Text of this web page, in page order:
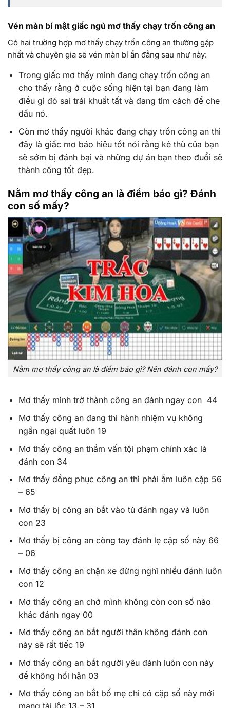
Vén màn bí mật giấc ngủ mơ thấy chạy trốn công an
Có hai trường hợp mơ thấy chạy trốn công an thường gặp
nhất và chuyên gia sẽ vén màn bí ẩn đằng sau như này:
Trong giấc mơ thấy mình đang chạy trốn công an
cho thấy rằng ở cuộc sống hiện tại bạn đang làm
điều gì đó sai trái khuất tất và đang tìm cách để che
dấu nó.
Còn mơ thấy người khác đang chạy trốn công an thì
đây là giấc mơ báo hiệu tốt nói rằng kẻ thù của bạn
sẽ sớm bị đánh bại và những dự án bạn theo đuổi sẽ
thành công tốt đẹp.
Nằm mơ thấy công an là điềm báo gì? Đánh
con số mấy?
Nằm mơ thấy công an là điềm báo gì? Nên đánh con mấy?
Mơ thấy mình trở thành công an đánh ngay con 44
Mơ thấy công an đang thi hành nhiệm vụ không
ngần ngại quất luôn 19
Mơ thấy công an thẩm vấn tội phạm chính xác là
đánh con 34
Mơ thấy đồng phục công an thì phải ẵm luôn cặp 56
– 65
Mơ thấy bị công an bắt vào tù đánh ngay và luôn
con 23
Mơ thấy bị công an còng tay đánh lẹ cặp số này 66
– 06
Mơ thấy công an chặn xe đừng nghĩ nhiều đánh luôn
con 12
Mơ thấy công an chở mình không còn con số nào
khác đánh ngay 00
Mơ thấy công an bắt người thân không đánh con
này sẽ rất tiếc 19
Mơ thấy công an bắt người yêu đánh luôn con này
để không hối hận 03
Mơ thấy công an bắt bố mẹ chỉ có cặp số này mới